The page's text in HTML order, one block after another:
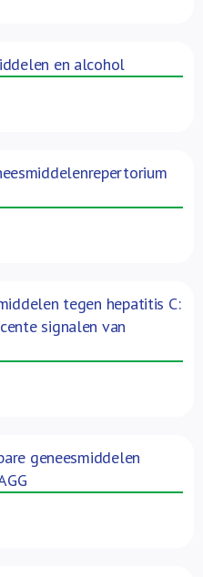
en alcohol
tegen hepatitis C:
signalen van
geneesmiddelen